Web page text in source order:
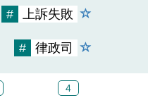
# 上訴失敗
# 律政司
4